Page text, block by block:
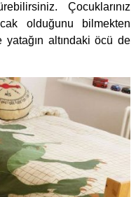
Çocuklarınız
olduğunu bilmekten
altındaki öcü de